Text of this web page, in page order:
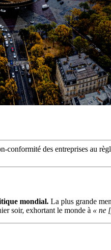
conformité des entreprises au
mondial. La plus grande
soir, exhortant le monde à « ne